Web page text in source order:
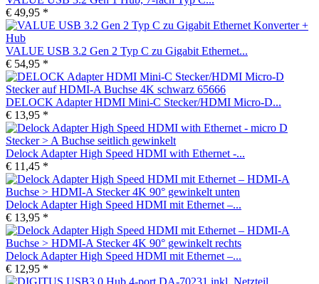
€ 49,95 *
VALUE USB 3.2 Gen 2 Typ C zu Gigabit Ethernet...
€ 54,95 *
DELOCK Adapter HDMI Mini-C Stecker/HDMI Micro-D...
€ 13,95 *
Delock Adapter High Speed HDMI with Ethernet -...
€ 11,45 *
Delock Adapter High Speed HDMI mit Ethernet –...
€ 13,95 *
Delock Adapter High Speed HDMI mit Ethernet –...
€ 12,95 *